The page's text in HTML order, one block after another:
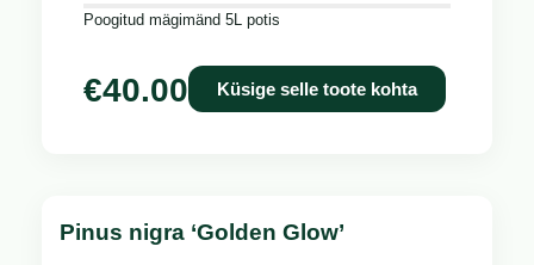
Poogitud mägimänd 5L potis
€40.00 Küsige selle toote kohta
Pinus nigra ‘Golden Glow’